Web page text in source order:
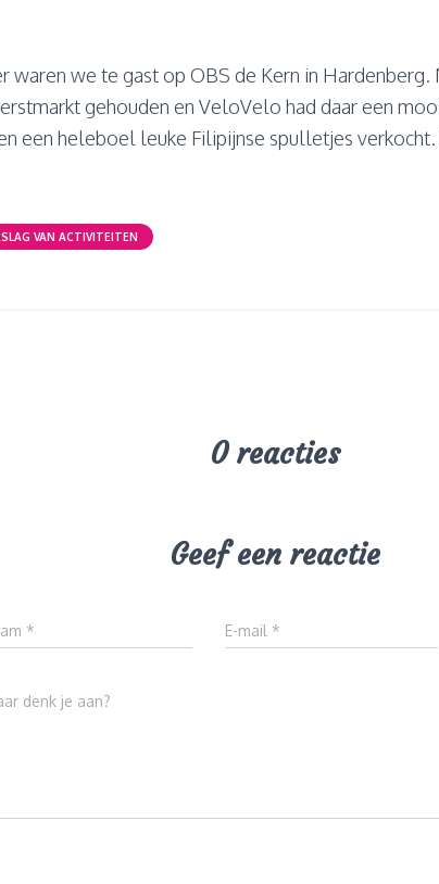
waren we te gast op OBS de Kern in Hardenberg.
gehouden en VeloVelo had daar een
een heleboel leuke Filipijnse spulletjes verkocht.
VAN ACTIVITEITEN
0 reacties
Geef een reactie
* E-mail *
denk je aan?